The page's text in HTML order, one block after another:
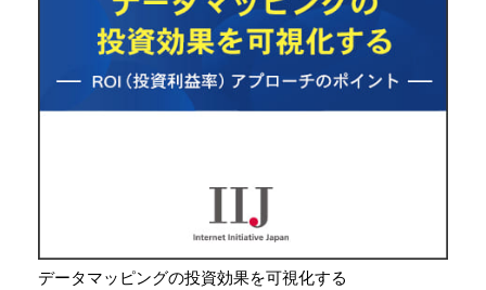
データマッピングの投資効果を可視化する